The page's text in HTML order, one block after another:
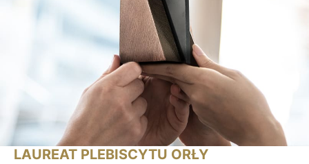
LAUREAT PLEBISCYTU ORŁY